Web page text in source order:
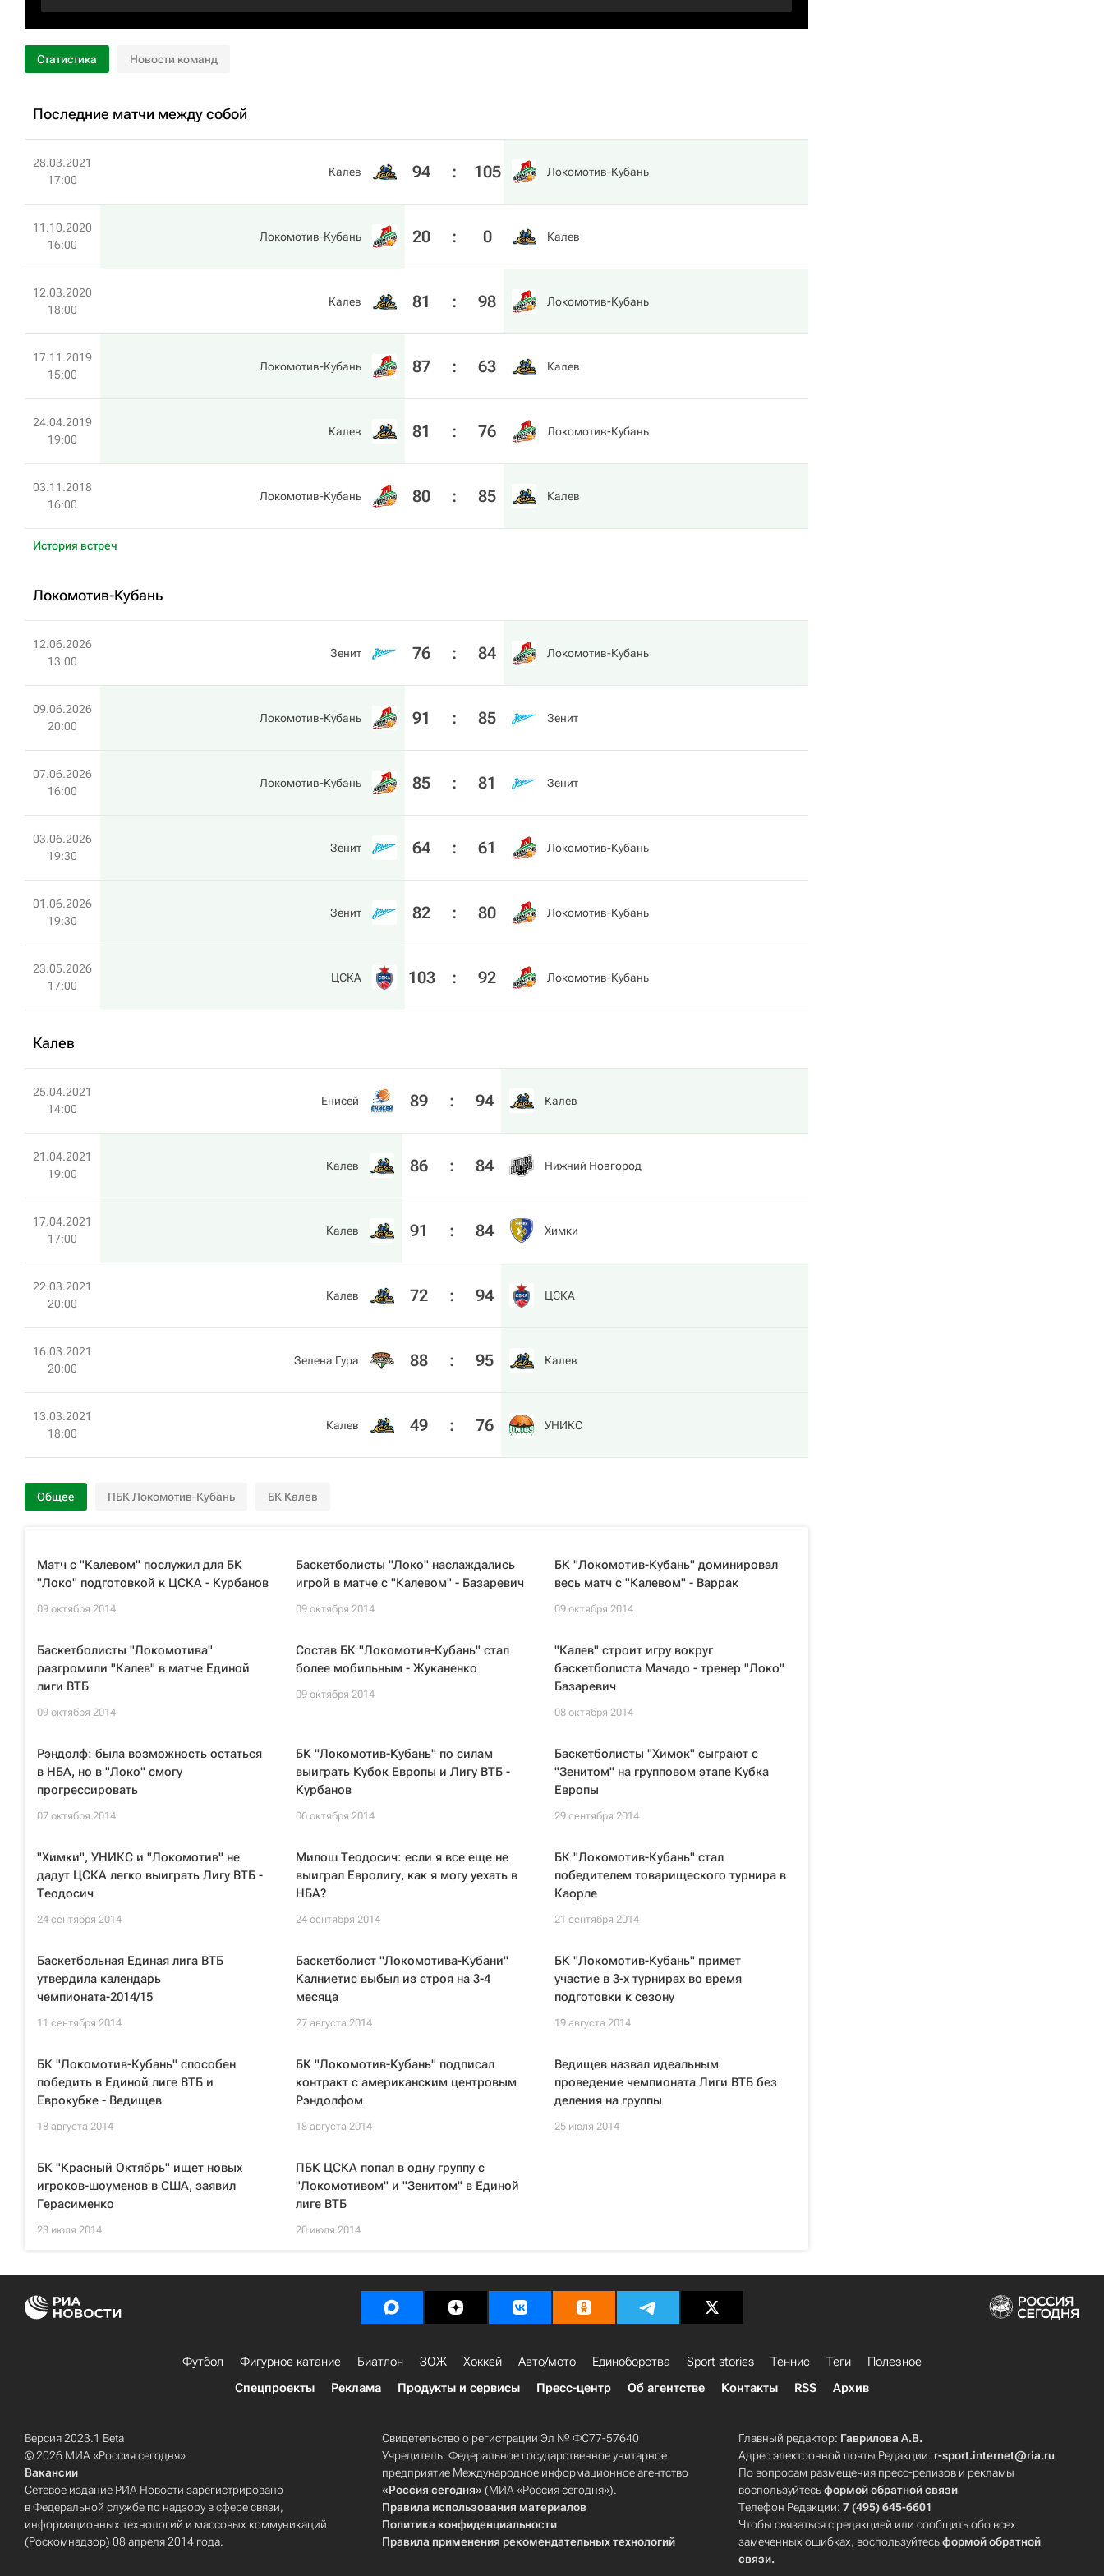
Статистика Новости команд
Последние матчи между собой
28.03.2021
17:00
Калев 94 : 105 Локомотив-Кубань
11.10.2020
16:00
Локомотив-Кубань 20 : 0 Калев
12.03.2020
18:00
Калев 81 : 98 Локомотив-Кубань
17.11.2019
15:00
Локомотив-Кубань 87 : 63 Калев
24.04.2019
19:00
Калев 81 : 76 Локомотив-Кубань
03.11.2018
16:00
Локомотив-Кубань 80 : 85 Калев
История встреч
Локомотив-Кубань
12.06.2026
13:00
Зенит 76 : 84 Локомотив-Кубань
09.06.2026
20:00
Локомотив-Кубань 91 : 85 Зенит
07.06.2026
16:00
Локомотив-Кубань 85 : 81 Зенит
03.06.2026
19:30
Зенит 64 : 61 Локомотив-Кубань
01.06.2026
19:30
Зенит 82 : 80 Локомотив-Кубань
23.05.2026
17:00
ЦСКА 103 : 92 Локомотив-Кубань
Калев
25.04.2021
14:00
Енисей 89 : 94 Калев
21.04.2021
19:00
Калев 86 : 84 Нижний Новгород
17.04.2021
17:00
Калев 91 : 84 Химки
22.03.2021
20:00
Калев 72 : 94 ЦСКА
16.03.2021
20:00
Зелена Гура 88 : 95 Калев
13.03.2021
18:00
Калев 49 : 76 УНИКС
Общее ПБК Локомотив-Кубань БК Калев
Матч с "Калевом" послужил для БК
"Локо" подготовкой к ЦСКА - Курбанов
09 октября 2014
Баскетболисты "Локо" наслаждались
игрой в матче с "Калевом" - Базаревич
09 октября 2014
БК "Локомотив-Кубань" доминировал
весь матч с "Калевом" - Варрак
09 октября 2014
Баскетболисты "Локомотива"
разгромили "Калев" в матче Единой
лиги ВТБ
09 октября 2014
Состав БК "Локомотив-Кубань" стал
более мобильным - Жуканенко
09 октября 2014
"Калев" строит игру вокруг
баскетболиста Мачадо - тренер "Локо"
Базаревич
08 октября 2014
Рэндолф: была возможность остаться
в НБА, но в "Локо" смогу
прогрессировать
07 октября 2014
БК "Локомотив-Кубань" по силам
выиграть Кубок Европы и Лигу ВТБ -
Курбанов
06 октября 2014
Баскетболисты "Химок" сыграют с
"Зенитом" на групповом этапе Кубка
Европы
29 сентября 2014
"Химки", УНИКС и "Локомотив" не
дадут ЦСКА легко выиграть Лигу ВТБ -
Теодосич
24 сентября 2014
Милош Теодосич: если я все еще не
выиграл Евролигу, как я могу уехать в
НБА?
24 сентября 2014
БК "Локомотив-Кубань" стал
победителем товарищеского турнира в
Каорле
21 сентября 2014
Баскетбольная Единая лига ВТБ
утвердила календарь
чемпионата-2014/15
11 сентября 2014
Баскетболист "Локомотива-Кубани"
Калниетис выбыл из строя на 3-4
месяца
27 августа 2014
БК "Локомотив-Кубань" примет
участие в 3-х турнирах во время
подготовки к сезону
19 августа 2014
БК "Локомотив-Кубань" способен
победить в Единой лиге ВТБ и
Еврокубке - Ведищев
18 августа 2014
БК "Локомотив-Кубань" подписал
контракт с американским центровым
Рэндолфом
18 августа 2014
Ведищев назвал идеальным
проведение чемпионата Лиги ВТБ без
деления на группы
25 июля 2014
БК "Красный Октябрь" ищет новых
игроков-шоуменов в США, заявил
Герасименко
23 июля 2014
ПБК ЦСКА попал в одну группу с
"Локомотивом" и "Зенитом" в Единой
лиге ВТБ
20 июля 2014
Футбол Фигурное катание Биатлон ЗОЖ Хоккей Авто/мото Единоборства Sport stories Теннис Теги
Полезное
Спецпроекты
Реклама Продукты и сервисы Пресс-центр Об агентстве Контакты RSS Архив
Версия 2023.1 Beta
© 2026 МИА «Россия сегодня»
Вакансии
Сетевое издание РИА Новости зарегистрировано
в Федеральной службе по надзору в сфере связи,
информационных технологий и массовых коммуникаций
(Роскомнадзор) 08 апреля 2014 года.
Свидетельство о регистрации Эл № ФС77-57640
Учредитель: Федеральное государственное унитарное
предприятие Международное информационное агентство
«Россия сегодня» (МИА «Россия сегодня»).
Правила использования материалов
Политика конфиденциальности
Правила применения рекомендательных технологий
Главный редактор: Гаврилова А.В.
Адрес электронной почты Редакции: r-sport.internet@ria.ru
По вопросам размещения пресс-релизов и рекламы
воспользуйтесьформой обратной связи
Телефон Редакции:7 (495) 645-6601
Чтобы связаться с редакцией или сообщить обо всех
замеченных ошибках, воспользуйтесьформой обратной
связи.